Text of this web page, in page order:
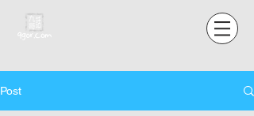
Post